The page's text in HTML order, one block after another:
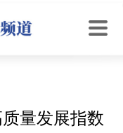
质量发展指数